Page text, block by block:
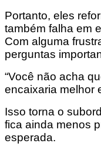
Portanto, eles
também falha em
Com alguma
perguntas
“Você não acha
encaixaria melhor
Isso torna o
fica ainda menos
esperada.